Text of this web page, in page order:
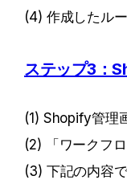
(4) 作成したル
ステップ3：
(1) Shopify管理
(2) 「ワークフ
(3) 下記の内容